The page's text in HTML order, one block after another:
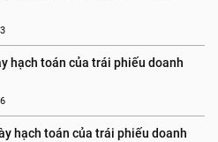
hạch toán của trái phiếu doanh
hạch toán của trái phiếu doanh